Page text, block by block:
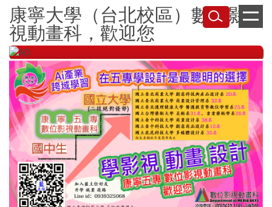
跳
到
主
要
內
容
康寧大學（台北校區）數位影
視動畫科，歡迎您